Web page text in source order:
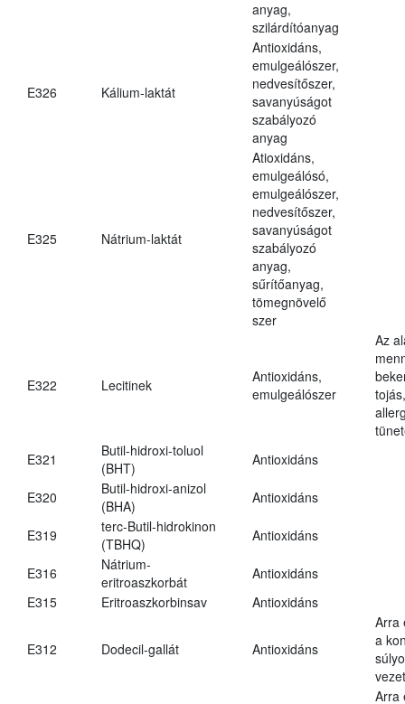
anyag,
szilárdítóanyag
E326 Kálium-laktát
Antioxidáns,
emulgeálószer,
nedvesítőszer,
savanyúságot
szabályozó
anyag
E325 Nátrium-laktát
Atioxidáns,
emulgeálósó,
emulgeálószer,
nedvesítőszer,
savanyúságot
szabályozó
anyag,
sűrítőanyag,
tömegnövelő
szer
E322 Lecitinek
Antioxidáns,
emulgeálószer
Az
E321
Butil-hidroxi-toluol
(BHT)
Antioxidáns
E320
Butil-hidroxi-anizol
(BHA)
Antioxidáns
E319
terc-Butil-hidrokinon
(TBHQ)
Antioxidáns
E316
Nátrium-
eritroaszkorbát
Antioxidáns
E315
Eritroaszkorbinsav Antioxidáns
E312 Dodecil-gallát Antioxidáns
Arra
a
Arra